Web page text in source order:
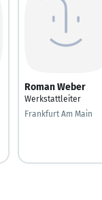
Roman Weber
Werkstattleiter
Frankfurt Am Main